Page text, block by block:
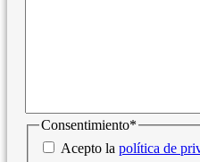
Consentimiento*
Acepto la política de